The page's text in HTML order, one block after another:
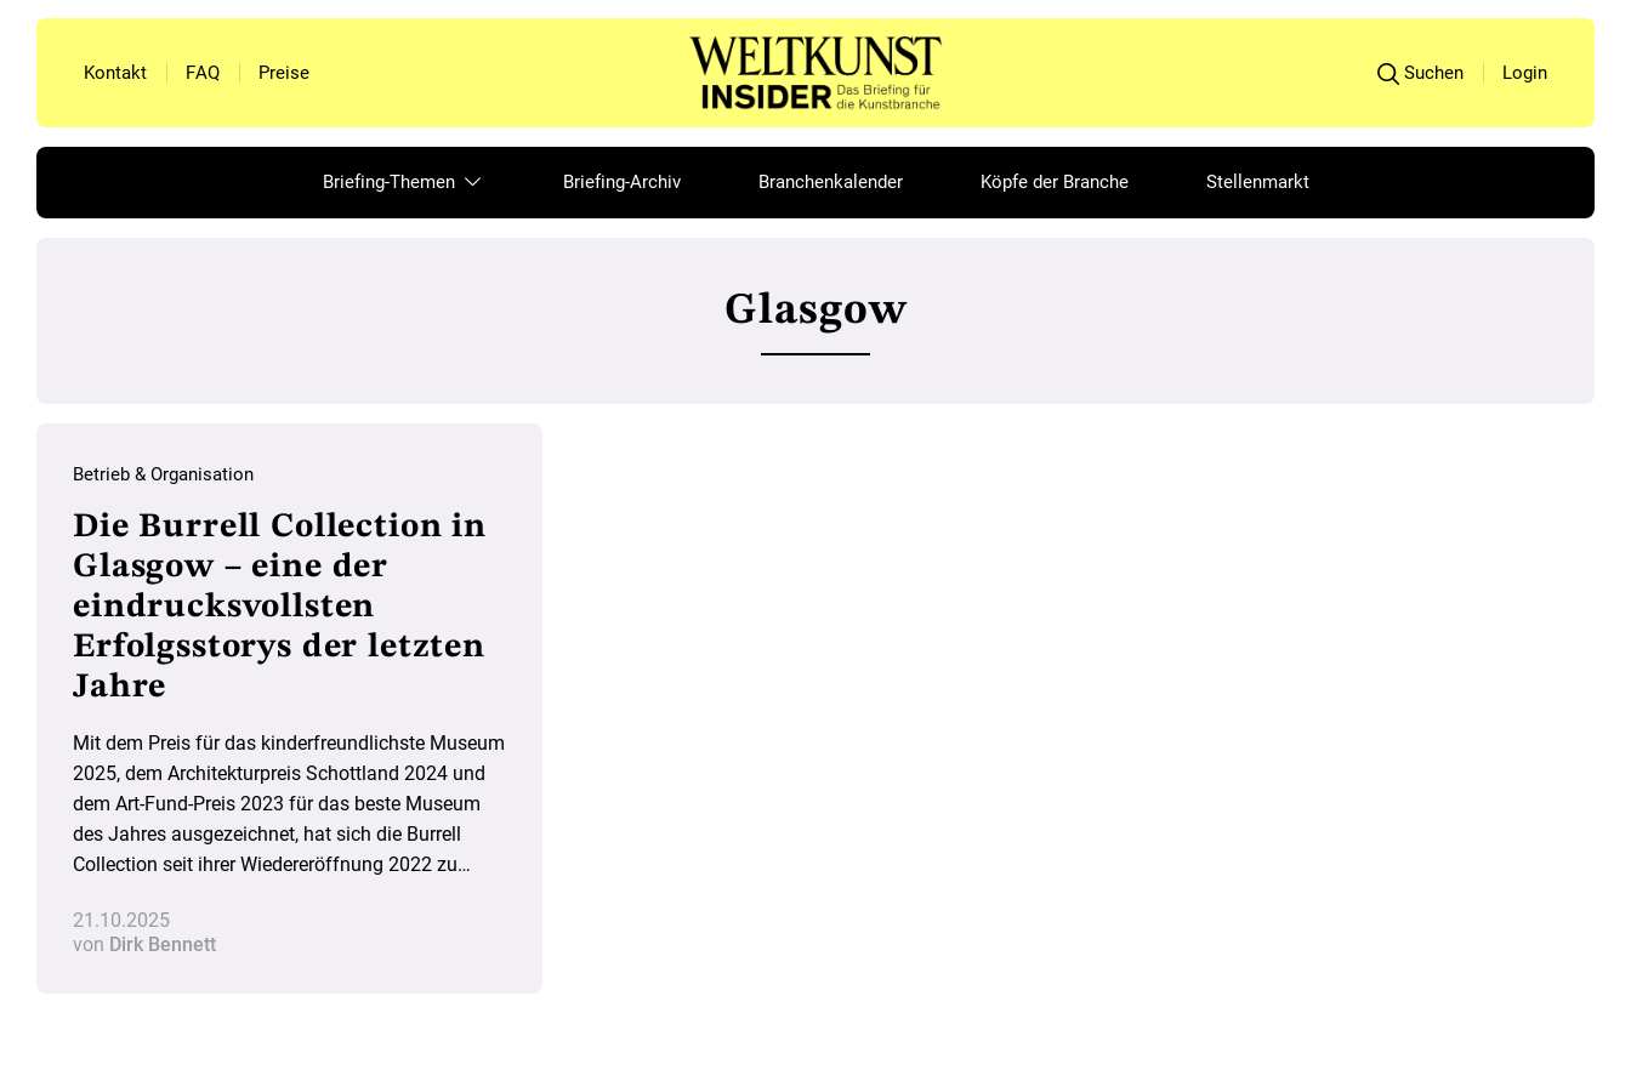
Kontakt FAQ Preise Suchen Login
Briefing-Themen Briefing-Archiv Branchenkalender Köpfe der Branche Stellenmarkt
Glasgow
Betrieb & Organisation
Die Burrell Collection in
Glasgow – eine der
eindrucksvollsten
Erfolgsstorys der letzten
Jahre
Mit dem Preis für das kinderfreundlichste Museum
2025, dem Architekturpreis Schottland 2024 und
dem Art-Fund-Preis 2023 für das beste Museum
des Jahres ausgezeichnet, hat sich die Burrell
Collection seit ihrer Wiedereröffnung 2022 zu
der Region und weit darüber hinaus entwickelt.
Wie genau gelang die museale Neuerfindung?
21.10.2025
von Dirk Bennett